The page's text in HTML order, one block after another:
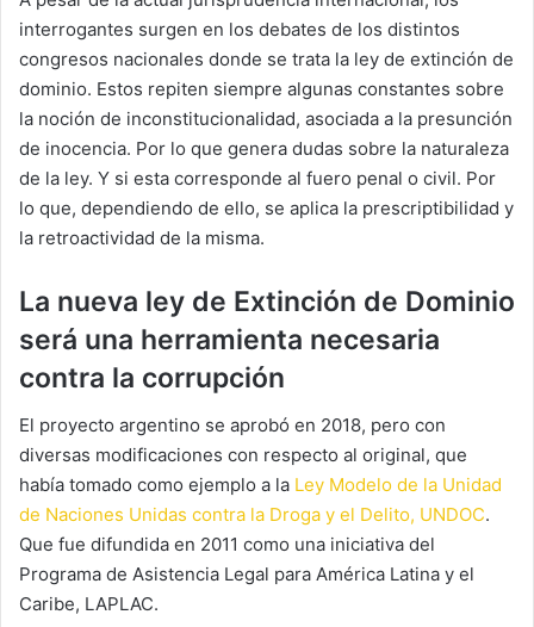
interrogantes surgen en los debates de los distintos
congresos nacionales donde se trata la ley de extinción de
dominio. Estos repiten siempre algunas constantes sobre
la noción de inconstitucionalidad, asociada a la presunción
de inocencia. Por lo que genera dudas sobre la naturaleza
de la ley. Y si esta corresponde al fuero penal o civil. Por
lo que, dependiendo de ello, se aplica la prescriptibilidad y
la retroactividad de la misma.
La nueva ley de Extinción de Dominio
será una herramienta necesaria
contra la corrupción
El proyecto argentino se aprobó en 2018, pero con
diversas modificaciones con respecto al original, que
había tomado como ejemplo a la Ley Modelo de la Unidad
de Naciones Unidas contra la Droga y el Delito, UNDOC.
Que fue difundida en 2011 como una iniciativa del
Programa de Asistencia Legal para América Latina y el
Caribe, LAPLAC.